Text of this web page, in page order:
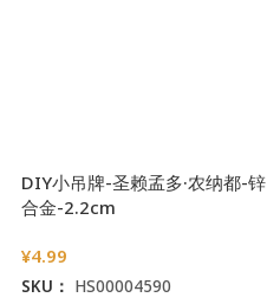
DIY小吊牌-圣赖孟多·农纳都-锌
合金-2.2cm
¥4.99
SKU： HS00004590